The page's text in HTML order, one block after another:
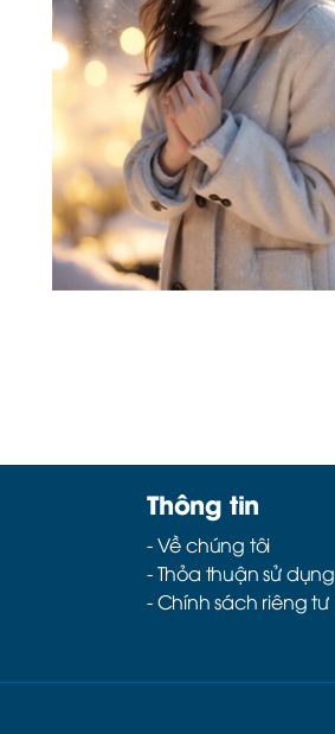
Thông tin
- Về chúng tôi
- Thỏa thuận sử dụng
- Chính sách riêng tư